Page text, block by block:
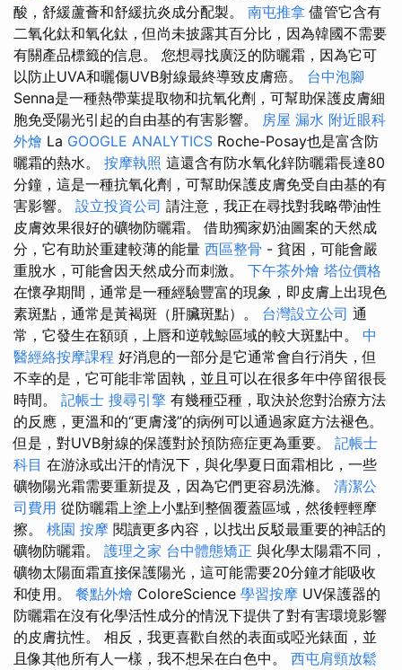
酸，舒緩蘆薈和舒緩抗炎成分配製。 南屯推拿 儘管它含有
二氧化鈦和氧化鈦，但尚未披露其百分比，因為韓國不需要
有關產品標籤的信息。 您想尋找廣泛的防曬霜，因為它可
以防止UVA和曬傷UVB射線最終導致皮膚癌。 台中泡腳
Senna是一種熱帶葉提取物和抗氧化劑，可幫助保護皮膚細
胞免受陽光引起的自由基的有害影響。 房屋 漏水 附近眼科
外燴 La GOOGLE ANALYTICS Roche-Posay也是富含防
曬霜的熱水。 按摩執照 這還含有防水氧化鋅防曬霜長達80
分鐘，這是一種抗氧化劑，可幫助保護皮膚免受自由基的有
害影響。 設立投資公司 請注意，我正在尋找對我略帶油性
皮膚效果很好的礦物防曬霜。 借助獨家奶油圖案的天然成
分，它有助於重建較薄的能量 西區整骨 - 貧困，可能會嚴
重脫水，可能會因天然成分而刺激。 下午茶外燴 塔位價格
在懷孕期間，通常是一種經驗豐富的現象，即皮膚上出現色
素斑點，通常是黃褐斑（肝臟斑點）。 台灣設立公司 通
常，它發生在額頭，上唇和逆戟鯨區域的較大斑點中。 中
醫經絡按摩課程 好消息的一部分是它通常會自行消失，但
不幸的是，它可能非常固執，並且可以在很多年中停留很長
時間。 記帳士 搜尋引擎 有幾種亞種，取決於您對治療方法
的反應，更溫和的“更膚淺”的病例可以通過家庭方法褪色。
但是，對UVB射線的保護對於預防癌症更為重要。 記帳士
科目 在游泳或出汗的情況下，與化學夏日面霜相比，一些
礦物陽光霜需要重新提及，因為它們更容易洗滌。 清潔公
司費用 從防曬霜上塗上小點到整個覆蓋區域，然後輕輕摩
擦。 桃園 按摩 閱讀更多內容，以找出反駁最重要的神話的
礦物防曬霜。 護理之家 台中體態矯正 與化學太陽霜不同，
礦物太陽面霜直接保護陽光，這可能需要20分鐘才能吸收
和使用。 餐點外燴 ColoreScience 學習按摩 UV保護器的
防曬霜在沒有化學活性成分的情況下提供了對有害環境影響
的皮膚抗性。 相反，我更喜歡自然的表面或啞光錶面，並
且像其他所有人一樣，我不想呆在白色中。 西屯肩頸放鬆